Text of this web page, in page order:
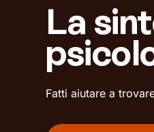
La
Fatti aiutare a